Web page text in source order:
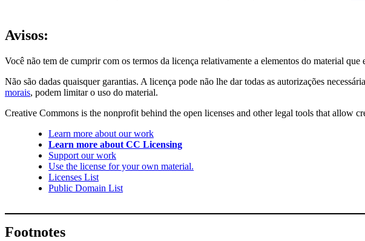
Avisos:
Você não tem de cumprir com os termos da licença relativamente a elementos do material
Não são dadas quaisquer garantias. A licença pode não lhe dar todas as autorizações
morais, podem limitar o uso do material.
Creative Commons is the nonprofit behind the open licenses and other legal tools that allow
Learn more about our work
Learn more about CC Licensing
Support our work
Use the license for your own material.
Licenses List
Public Domain List
Footnotes